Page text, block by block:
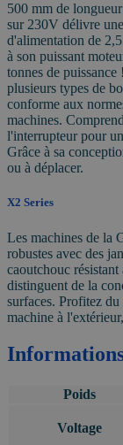
500 mm de
sur 230V délivre
d'alimentation de
à son puissant
tonnes de
plusieurs types de
conforme aux
machines.
l'interrupteur pour
Grâce à sa
ou à déplacer.
X2 Series
Les machines de la
robustes avec des
caoutchouc
distinguent de la
surfaces. Profitez
machine à
Poids
Voltage